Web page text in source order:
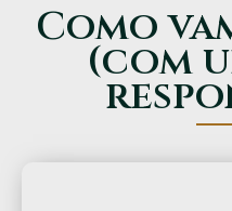
Como
(com